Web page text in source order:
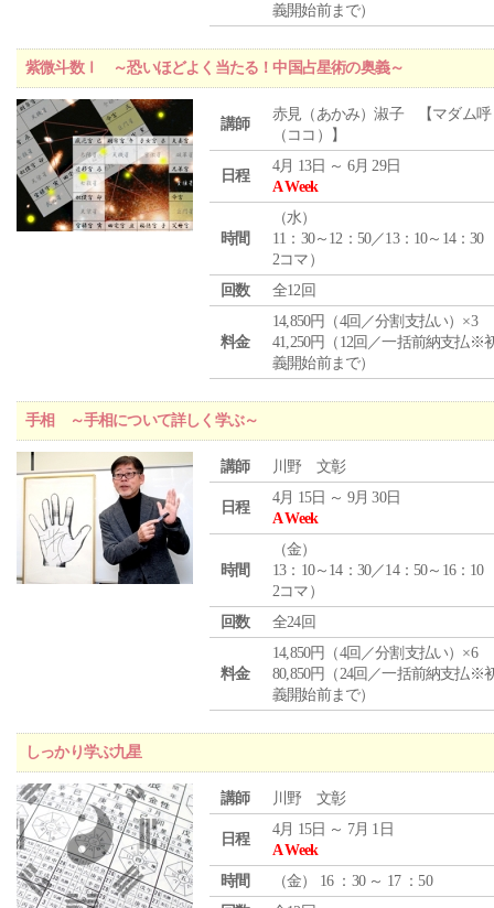
義開始前まで）
紫微斗数Ⅰ ～恐いほどよく当たる！中国占星術の奥義～
講師
赤見（あかみ）淑子 【マダム呼
（ココ）】
日程
4月 13日 ～ 6月 29日
A Week
時間
（水）
11：30～12：50／13：10～14：30
2コマ）
回数
全12回
料金
14,850円（4回／分割支払い）×3
41,250円（12回／一括前納支払※
義開始前まで）
手相 ～手相について詳しく学ぶ～
講師 川野 文彰
日程
4月 15日 ～ 9月 30日
A Week
時間
（金）
13：10～14：30／14：50～16：10
2コマ）
回数
全24回
料金
14,850円（4回／分割支払い）×6
80,850円（24回／一括前納支払※
義開始前まで）
しっかり学ぶ九星
講師 川野 文彰
日程
4月 15日 ～ 7月 1日
A Week
時間
（金） 16 ：30 ～ 17 ：50